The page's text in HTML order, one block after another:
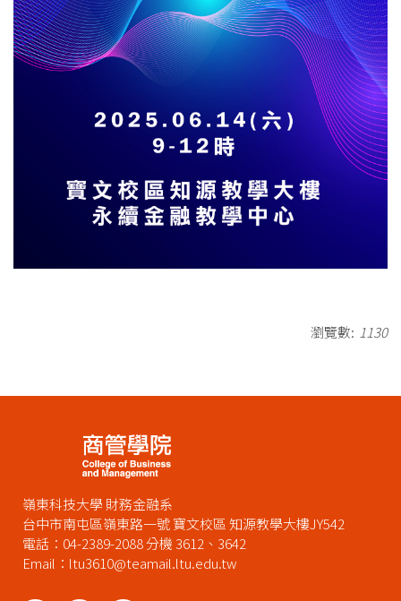
瀏覽數: 1130
嶺東科技大學 財務金融系
台中市南屯區嶺東路一號 寶文校區 知源教學大樓JY542
電話：04-2389-2088 分機 3612、3642
Email：ltu3610@teamail.ltu.edu.tw